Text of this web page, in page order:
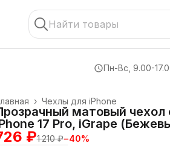
Пн-Вс, 9.00-
Чехлы для iPhone
›
матовый чехол
17 Pro, iGrape
₽1 210 ₽−40%